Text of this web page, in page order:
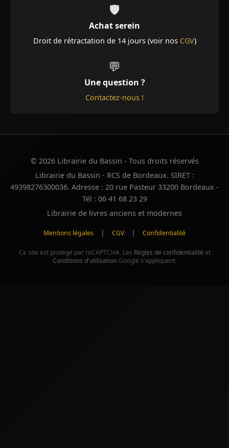
🛡️
Achat serein
Droit de rétractation de 14 jours (voir nos CGV)
💬
Une question ?
Contactez-nous !
© 2026 Librairie du Bassin - Tous droits réservés
Librairie du Bassin - RCS de Bordeaux. SIRET :
49398276300036. Adresse : 20 rue Pasteur 33200 Bordeaux -
Tél : 06 41 68 23 29
Librairie de livres anciens et modernes
Mentions légales | CGV | Confidentialité
Ce site est protégé par reCAPTCHA. Les Règles de confidentialité et
Conditions d'utilisationGoogle s'appliquent.